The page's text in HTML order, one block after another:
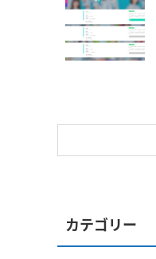
カテゴリー